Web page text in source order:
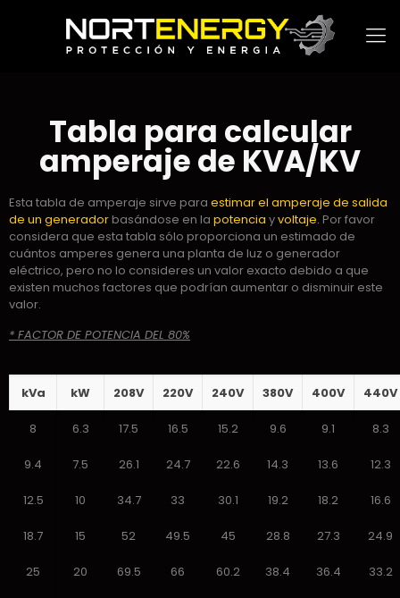
Tabla para calcular
amperaje de KVA/KV
Esta tabla de amperaje sirve para estimar el amperaje de salida
de un generador basándose en la potencia yvoltaje. Por favor
considera que esta tabla sólo proporciona un estimado de
cuántos amperes genera una planta de luz o generador
eléctrico, pero no lo consideres un valor exacto debido a que
existen muchos factores que podrían aumentar o disminuir este
valor.
* FACTOR DE POTENCIA DEL 80%
kVa kW 208V 220V 240V 380V 400V 440V
8 6.3 17.5 16.5 15.2 9.6 9.1 8.3
9.4 7.5 26.1 24.7 22.6 14.3 13.6 12.3
12.5 10 34.7 33 30.1 19.2 18.2 16.6
18.7 15 52 49.5 45 28.8 27.3 24.9
25 20 69.5 66 60.2 38.4 36.4 33.2